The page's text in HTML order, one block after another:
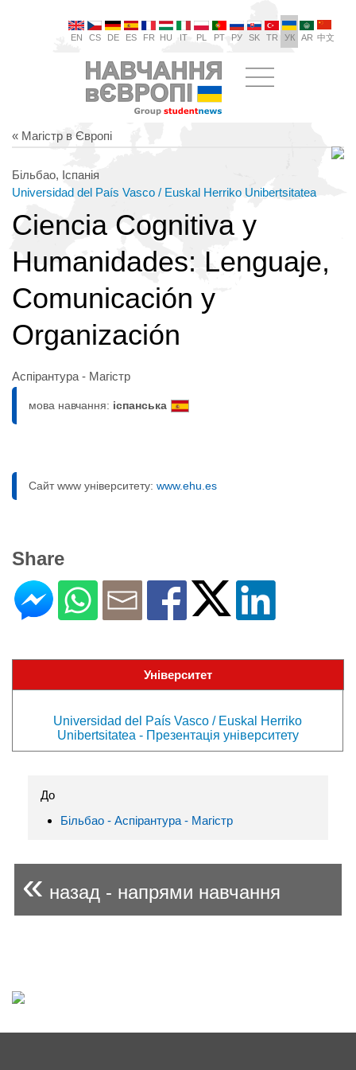
EN CS DE ES FR HU IT PL PT РУ SK TR УК AR 中文
« Магістр в Європі
Більбао, Іспанія
Universidad del País Vasco / Euskal Herriko Unibertsitatea
Ciencia Cognitiva y
Humanidades: Lenguaje,
Comunicación y
Organización
Аспірантура - Магістр
мова навчання: іспанська
Сайт www університету: www.ehu.es
Share
Університет
Universidad del País Vasco / Euskal Herriko
Unibertsitatea - Презентація університету
До
Більбао - Аспірантура - Магістр
« назад - напрями навчання